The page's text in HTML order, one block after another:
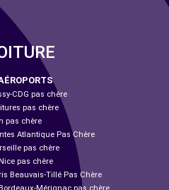
CDG pas chère
pas chère
pas chère
Atlantique Pas Chère
pas chère
pas chère
Beauvais-Tillé Pas Chère
Mérignac pas chère